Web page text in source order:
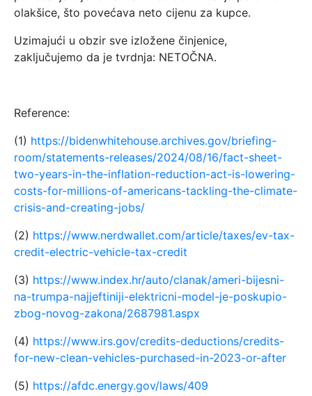
olakšice, što povećava neto cijenu za kupce.
Uzimajući u obzir sve izložene činjenice,
zaključujemo da je tvrdnja: NETOČNA.
Reference:
(1) https://bidenwhitehouse.archives.gov/briefing-
room/statements-releases/2024/08/16/fact-sheet-
two-years-in-the-inflation-reduction-act-is-lowering-
costs-for-millions-of-americans-tackling-the-climate-
crisis-and-creating-jobs/
(2) https://www.nerdwallet.com/article/taxes/ev-tax-
credit-electric-vehicle-tax-credit
(3) https://www.index.hr/auto/clanak/ameri-bijesni-
na-trumpa-najjeftiniji-elektricni-model-je-poskupio-
zbog-novog-zakona/2687981.aspx
(4) https://www.irs.gov/credits-deductions/credits-
for-new-clean-vehicles-purchased-in-2023-or-after
(5) https://afdc.energy.gov/laws/409